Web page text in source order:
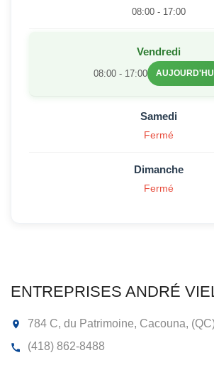
08:00 - 17:00
Vendredi
08:00 - 17:00 AUJOURD'HUI
Samedi
Fermé
Dimanche
Fermé